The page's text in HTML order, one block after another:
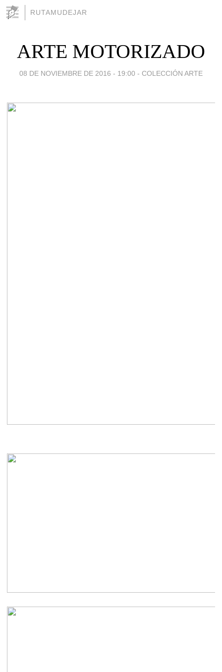
RUTAMUDEJAR
ARTE MOTORIZADO
08 DE NOVIEMBRE DE 2016 - 19:00 - COLECCIÓN ARTE